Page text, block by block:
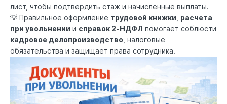
лист, чтобы подтвердить стаж и начисленные выплаты.
💡 Правильное оформление трудовой книжки расчета
при увольнении и справок 2‑НДФЛ помогает соблюсти
кадровое делопроизводство , налоговые
обязательства и защищает права сотрудника.